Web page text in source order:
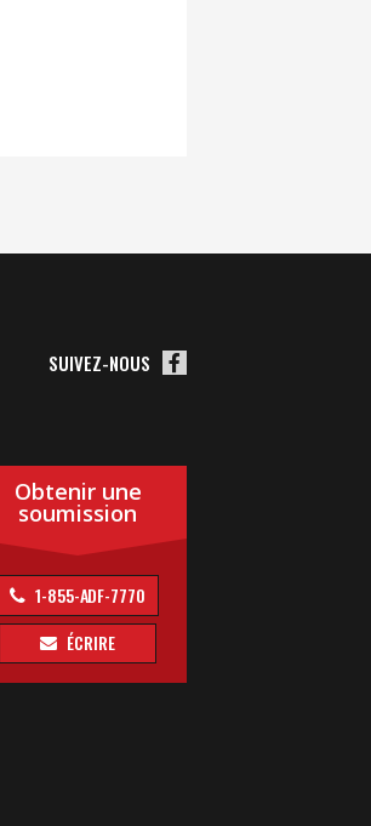
SUIVEZ-NOUS
Obtenir une
soumission
1-855-ADF-7770
ÉCRIRE